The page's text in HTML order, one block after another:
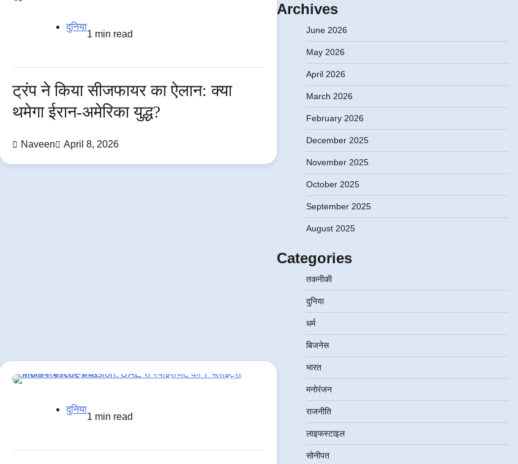
दुनिया
1 min read
ट्रंप ने किया सीजफायर का ऐलान: क्या
थमेगा ईरान-अमेरिका युद्ध?
Naveen April 8, 2026
दुनिया
1 min read
Archives
June 2026
May 2026
April 2026
March 2026
February 2026
December 2025
November 2025
October 2025
September 2025
August 2025
Categories
तकनीकी
दुनिया
धर्म
बिजनेस
भारत
मनोरंजन
राजनीति
लाइफस्टाइल
सोनीपत